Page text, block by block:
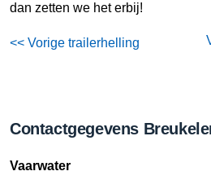
dan zetten we het erbij!
<< Vorige trailerhelling
Contactgegevens
Vaarwater